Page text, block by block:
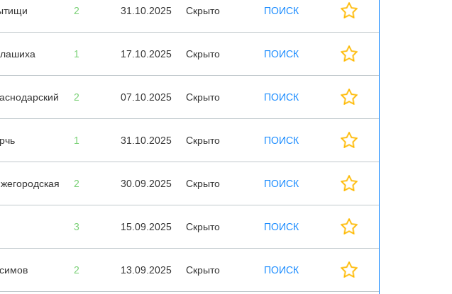
2 31.10.2025 Скрыто ПОИСК
1 17.10.2025 Скрыто ПОИСК
2 07.10.2025 Скрыто ПОИСК
1 31.10.2025 Скрыто ПОИСК
2 30.09.2025 Скрыто ПОИСК
3 15.09.2025 Скрыто ПОИСК
2 13.09.2025 Скрыто ПОИСК